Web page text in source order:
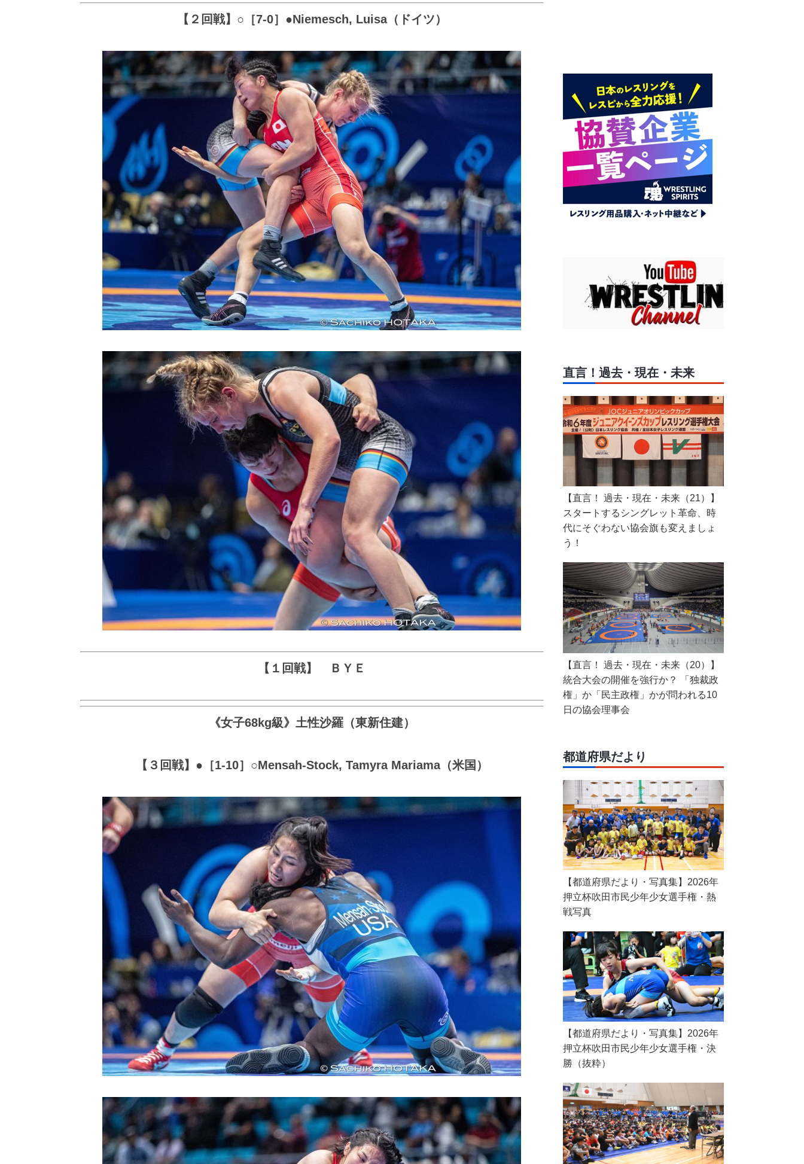
【２回戦】○［7-0］●Niemesch, Luisa（ドイツ）
【１回戦】 ＢＹＥ
《女子68kg級》土性沙羅（東新住建）
【３回戦】●［1-10］○Mensah-Stock, Tamyra Mariama（米国）
直言！過去・現在・未来
【直言！ 過去・現在・未来（21）】
スタートするシングレット革命、時
代にそぐわない協会旗も変えましょ
う！
【直言！ 過去・現在・未来（20）】
統合大会の開催を強行か？ 「独裁政
権」か「民主政権」かが問われる10
日の協会理事会
都道府県だより
【都道府県だより・写真集】2026年
押立杯吹田市民少年少女選手権・熱
戦写真
【都道府県だより・写真集】2026年
押立杯吹田市民少年少女選手権・決
勝（抜粋）